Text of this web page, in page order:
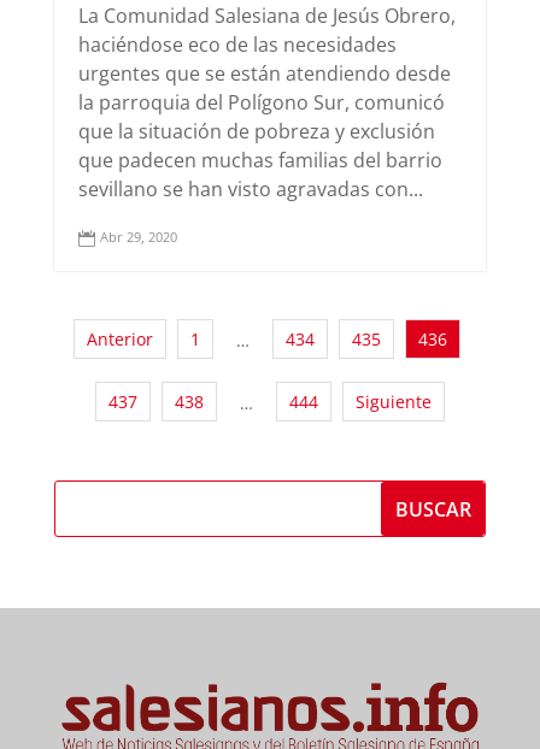
La Comunidad Salesiana de Jesús Obrero,
haciéndose eco de las necesidades
urgentes que se están atendiendo desde
la parroquia del Polígono Sur, comunicó
que la situación de pobreza y exclusión
que padecen muchas familias del barrio
sevillano se han visto agravadas con...
 Abr 29, 2020
Anterior 1 … 434 435 436
437 438 … 444 Siguiente